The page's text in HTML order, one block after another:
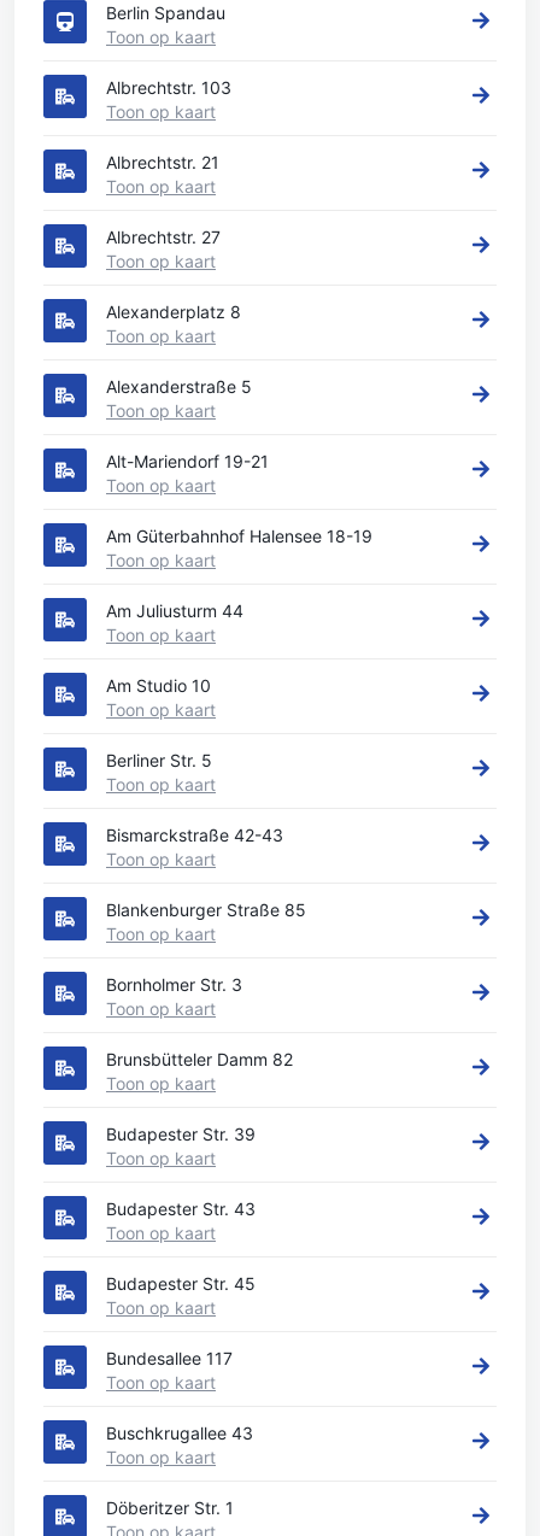
Berlin Spandau
Toon op kaart
Albrechtstr. 103
Toon op kaart
Albrechtstr. 21
Toon op kaart
Albrechtstr. 27
Toon op kaart
Alexanderplatz 8
Toon op kaart
Alexanderstraße 5
Toon op kaart
Alt-Mariendorf 19-21
Toon op kaart
Am Güterbahnhof Halensee 18-19
Toon op kaart
Am Juliusturm 44
Toon op kaart
Am Studio 10
Toon op kaart
Berliner Str. 5
Toon op kaart
Bismarckstraße 42-43
Toon op kaart
Blankenburger Straße 85
Toon op kaart
Bornholmer Str. 3
Toon op kaart
Brunsbütteler Damm 82
Toon op kaart
Budapester Str. 39
Toon op kaart
Budapester Str. 43
Toon op kaart
Budapester Str. 45
Toon op kaart
Bundesallee 117
Toon op kaart
Buschkrugallee 43
Toon op kaart
Döberitzer Str. 1
Toon op kaart